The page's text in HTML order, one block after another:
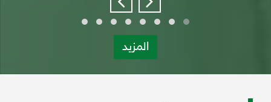
المزيد